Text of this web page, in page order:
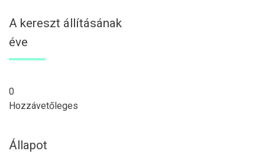
A kereszt állításának
éve
0
Hozzávetőleges
Állapot